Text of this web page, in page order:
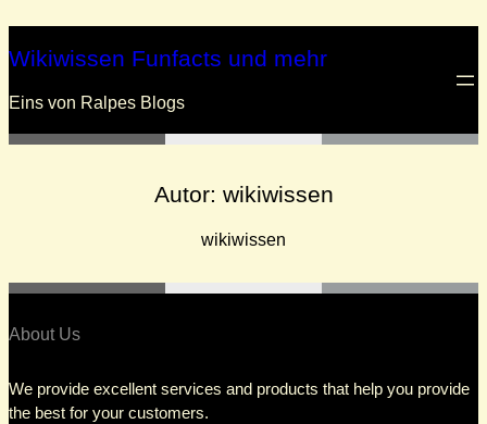
Inhalt
springen
Wikiwissen Funfacts und mehr
Eins von Ralpes Blogs
Autor: wikiwissen
wikiwissen
About Us
We provide excellent services and products that help you provide
the best for your customers.